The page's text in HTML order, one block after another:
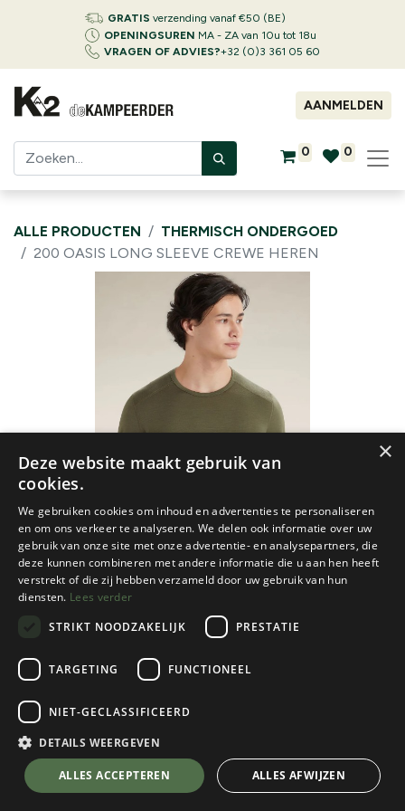
GRATIS verzending vanaf €50 (BE)
OPENINGSUREN MA - ZA van 10u tot 18u
VRAGEN OF ADVIES?+32 (0)3 361 05 60
AANMELDEN
0 0
ALLE PRODUCTEN
THERMISCH ONDERGOED
200 OASIS LONG SLEEVE CREWE HEREN
Icebreaker
200 Oasis Long Sleeve Crewe Heren
Dk Loden
Kies een maat
💬 Stel je vraag over dit product via WhatsApp
×
Deze website maakt gebruik van
cookies.
We gebruiken cookies om inhoud en advertenties te personaliseren
en om ons verkeer te analyseren. We delen ook informatie over uw
gebruik van onze site met onze advertentie- en analysepartners, die
deze kunnen combineren met andere informatie die u aan hen heeft
verstrekt of die zij hebben verzameld door uw gebruik van hun
diensten. Lees verder
STRIKT NOODZAKELIJK
PRESTATIE
TARGETING FUNCTIONEEL
NIET-GECLASSIFICEERD
DETAILS WEERGEVEN
ALLES ACCEPTEREN ALLES AFWIJZEN